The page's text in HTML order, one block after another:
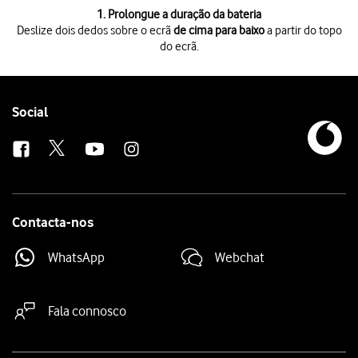
1. Prolongue a duração da bateria
Deslize dois dedos sobre o ecrãde cima para baixoa partir do topo
do ecrã.
PrimaEconomia de bateriapara ativar a função.
Follow
Social
Contacta-nos
WhatsApp Webchat
Fala connosco